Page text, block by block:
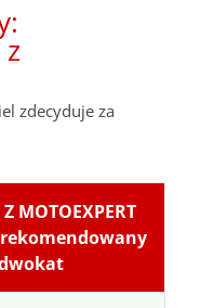
zdecyduje za
MOTOEXPERT